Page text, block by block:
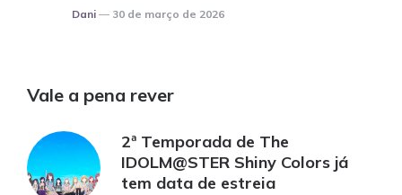
Posted
Dani 30 de março de 2026
Vale a pena rever
2ª Temporada de The
IDOLM@STER Shiny Colors já
tem data de estreia